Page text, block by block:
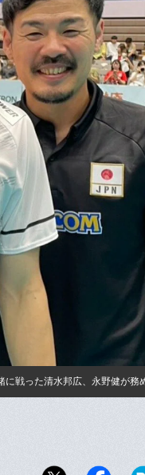
戦った清水邦広、永野健が務